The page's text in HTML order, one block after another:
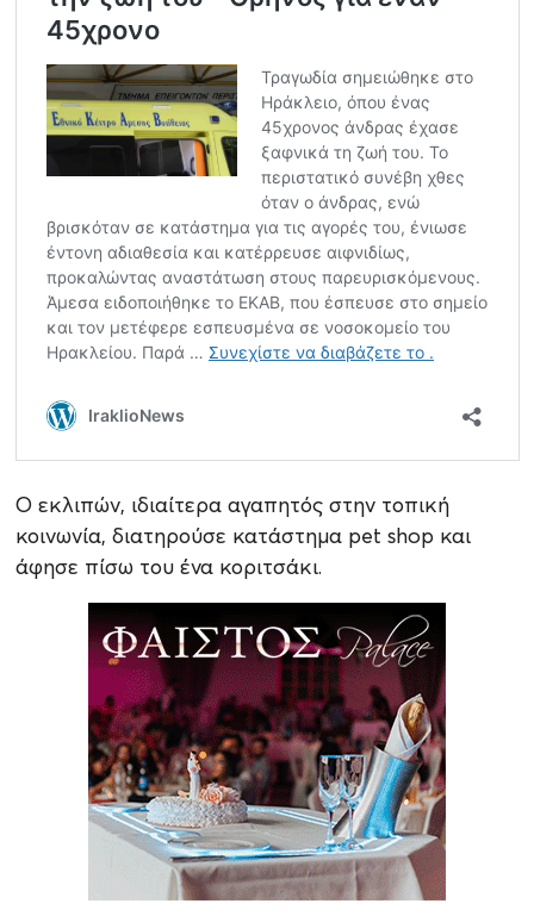
Ο εκλιπών, ιδιαίτερα αγαπητός στην τοπική
κοινωνία, διατηρούσε κατάστημα pet shop και
άφησε πίσω του ένα κοριτσάκι.